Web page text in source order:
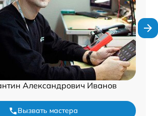
Александрович Иванов
Вызвать мастера